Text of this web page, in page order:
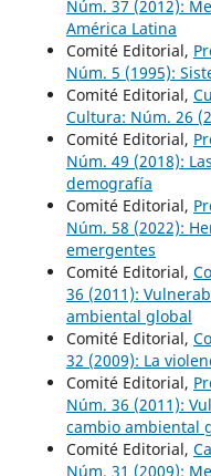
Núm. 37 (2012):
América Latina
Comité Editorial,
Núm. 5 (1995):
Comité Editorial,
Cultura: Núm. 26
Comité Editorial,
Núm. 49 (2018):
demografía
Comité Editorial,
Núm. 58 (2022):
emergentes
Comité Editorial,
36 (2011):
ambiental global
Comité Editorial,
32 (2009): La
Comité Editorial,
Núm. 36 (2011):
cambio ambiental
Comité Editorial,
Núm. 31 (2009):